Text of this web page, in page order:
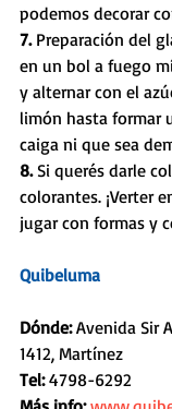
podemos decorar
7. Preparación del
en un bol a fuego
y alternar con el
limón hasta formar
caiga ni que sea
8. Si querés darle
colorantes. ¡Verter
jugar con formas y
Quibeluma
Dónde: Avenida Sir
1412, Martínez
Tel: 4798-6292